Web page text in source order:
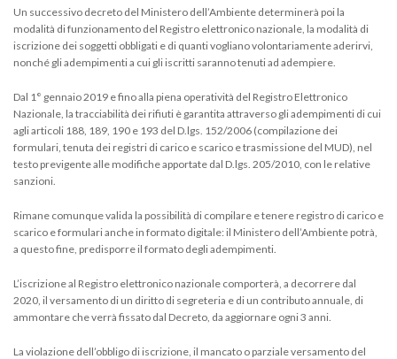
Un successivo decreto del Ministero dell’Ambiente determinerà poi la
modalità di funzionamento del Registro elettronico nazionale, la modalità di
iscrizione dei soggetti obbligati e di quanti vogliano volontariamente aderirvi,
nonché gli adempimenti a cui gli iscritti saranno tenuti ad adempiere.
Dal 1° gennaio 2019 e fino alla piena operatività del Registro Elettronico
Nazionale, la tracciabilità dei rifiuti è garantita attraverso gli adempimenti di cui
agli articoli 188, 189, 190 e 193 del D.lgs. 152/2006 (compilazione dei
formulari, tenuta dei registri di carico e scarico e trasmissione del MUD), nel
testo previgente alle modifiche apportate dal D.lgs. 205/2010, con le relative
sanzioni.
Rimane comunque valida la possibilità di compilare e tenere registro di carico e
scarico e formulari anche in formato digitale: il Ministero dell’Ambiente potrà,
a questo fine, predisporre il formato degli adempimenti.
L’iscrizione al Registro elettronico nazionale comporterà, a decorrere dal
2020, il versamento di un diritto di segreteria e di un contributo annuale, di
ammontare che verrà fissato dal Decreto, da aggiornare ogni 3 anni.
La violazione dell’obbligo di iscrizione, il mancato o parziale versamento del